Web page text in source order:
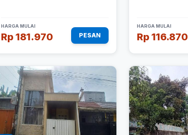
HARGA MULAI
Rp 181.970 PESAN
HARGA MULAI
Rp 116.870